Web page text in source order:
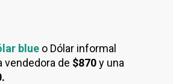
blue o Dólar informal
vendedora de $870y una